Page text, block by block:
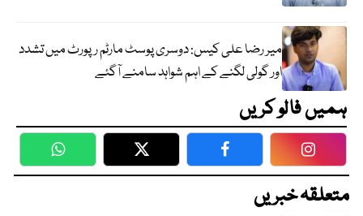
میر رضا علی کیس: دوسری پوسٹ مارٹم رپورٹ میں تشدد
اور گولی لگنے کے اہم شواہد سامنے آگئے
ہمیں فالو کریں
WhatsApp Twitter Facebook
متعلقہ خبریں